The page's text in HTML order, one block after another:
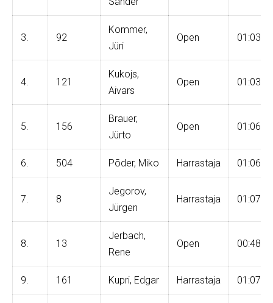
3. 92
Kommer,
Jüri
Open
4. 121
Kukojs,
Aivars
Open
5. 156
Brauer,
Jürto
Open
6. 504 Põder, Miko Harrastaja
7. 8
Jegorov,
Jürgen
Harrastaja
8. 13
Jerbach,
Rene
Open
9. 161 Kupri, Edgar Harrastaja